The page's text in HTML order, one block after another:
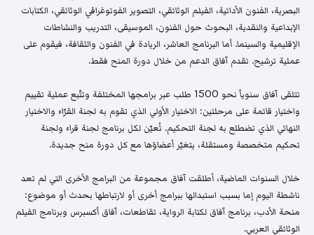
البصرية، الفنون الأدائية، الفيلم الوثائقي، التصوير الفوتوغرافي الوثائقي، الكتابات
الإبداعية والنقدية، البحوث حول الفنون، الموسيقى، التدريب والنشاطات
الإقليمية والسينما. أما البرنامج العاشر، الريادة في الفنون والثقافة، فيقوم على
عملية ترشيح. تقدم آفاق الدعم من خلال دورة المنح فقط.
تتلقى آفاق سنوياً نحو 1500 طلب عبر برامجها المختلفة وتتّبع عملية تقييم
واختيار قائمة على مرحلتين: الاختيار الأولي الذي تقوم به لجنة القرّاء والاختيار
النهائي الذي تضطلع به لجنة التحكيم. تُعيّن لكل برنامج لجنة قراء ولجنة
تحكيم متخصصة ومستقلة، يتغيّر أعضاؤها مع كل دورة منح جديدة.
خلال السنوات الماضية، أطلقت آفاق مجموعة من البرامج الأخرى التي لم تعد
ناشطة اليوم إما بسبب استبدالها ببرامج أخرى أو لارتباطها بحدث أو موضوع:
منحة الأدب، برنامج آفاق لكتابة الرواية، تقاطعات، آفاق أكسبرس وبرنامج الفيلم
الوثائقي العربي.